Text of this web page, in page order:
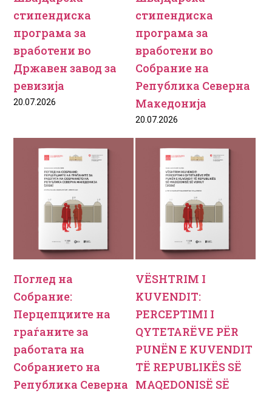
стипендиска
програма за
вработени во
Државен завод за
ревизија
20.07.2026
стипендиска
програма за
вработени во
Собрание на
Република Северна
Македонија
20.07.2026
Поглед на
Собрание:
Перцепциите на
граѓаните за
работата на
Собранието на
Република Северна
VËSHTRIM I
KUVENDIT:
PERCEPTIMI I
QYTETARËVE PËR
PUNËN E KUVENDIT
TË REPUBLIKËS SË
MAQEDONISË SË